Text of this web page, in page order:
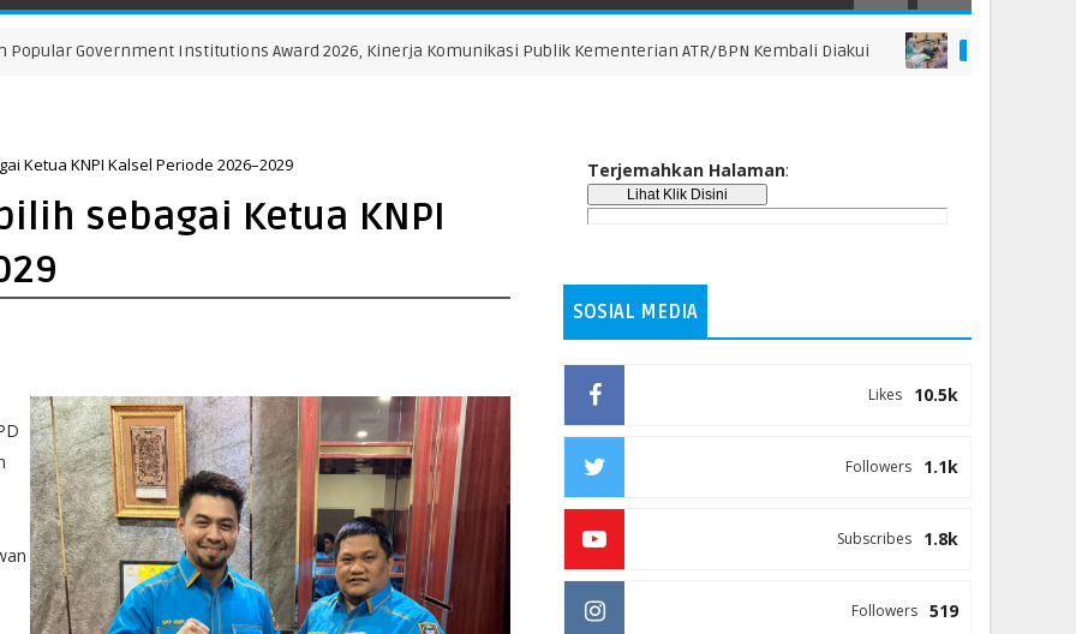
Government Institutions Award 2026, Kinerja Komunikasi Publik Kementerian ATR/BPN Kembali Diakui BPN AGT 26
Ketua KNPI Kalsel Periode 2026–2029
sebagai Ketua KNPI
Terjemahkan Halaman:
SOSIAL MEDIA
10.5k
Likes
1.1k
Followers
1.8k
Subscribes
519
Followers